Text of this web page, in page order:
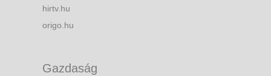
hirtv.hu
origo.hu
Gazdaság